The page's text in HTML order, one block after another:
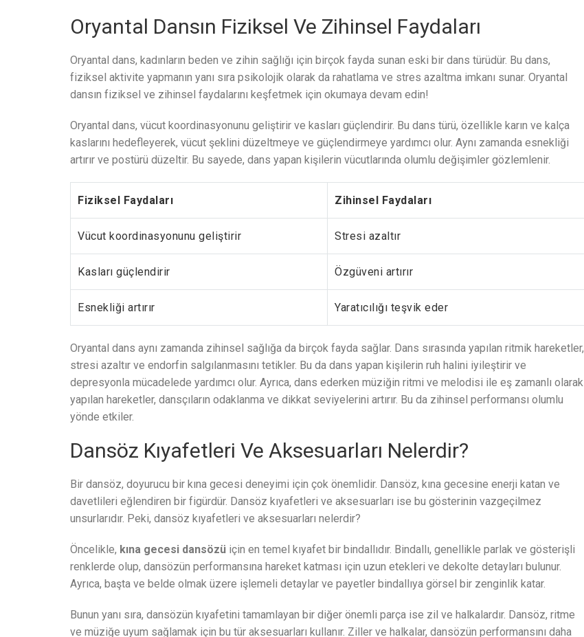
Oryantal Dansın Fiziksel Ve Zihinsel Faydaları
Oryantal dans, kadınların beden ve zihin sağlığı için birçok fayda sunan eski bir dans türüdür. Bu dans,
fiziksel aktivite yapmanın yanı sıra psikolojik olarak da rahatlama ve stres azaltma imkanı sunar. Oryantal
dansın fiziksel ve zihinsel faydalarını keşfetmek için okumaya devam edin!
Oryantal dans, vücut koordinasyonunu geliştirir ve kasları güçlendirir. Bu dans türü, özellikle karın ve kalça
kaslarını hedefleyerek, vücut şeklini düzeltmeye ve güçlendirmeye yardımcı olur. Aynı zamanda esnekliği
artırır ve postürü düzeltir. Bu sayede, dans yapan kişilerin vücutlarında olumlu değişimler gözlemlenir.
Fiziksel Faydaları Zihinsel Faydaları
Vücut koordinasyonunu geliştirir Stresi azaltır
Kasları güçlendirir Özgüveni artırır
Esnekliği artırır Yaratıcılığı teşvik eder
Oryantal dans aynı zamanda zihinsel sağlığa da birçok fayda sağlar. Dans sırasında yapılan ritmik hareketler,
stresi azaltır ve endorfin salgılanmasını tetikler. Bu da dans yapan kişilerin ruh halini iyileştirir ve
depresyonla mücadelede yardımcı olur. Ayrıca, dans ederken müziğin ritmi ve melodisi ile eş zamanlı olarak
yapılan hareketler, dansçıların odaklanma ve dikkat seviyelerini artırır. Bu da zihinsel performansı olumlu
yönde etkiler.
Dansöz Kıyafetleri Ve Aksesuarları Nelerdir?
Bir dansöz, doyurucu bir kına gecesi deneyimi için çok önemlidir. Dansöz, kına gecesine enerji katan ve
davetlileri eğlendiren bir figürdür. Dansöz kıyafetleri ve aksesuarları ise bu gösterinin vazgeçilmez
unsurlarıdır. Peki, dansöz kıyafetleri ve aksesuarları nelerdir?
Öncelikle, kına gecesi dansözü için en temel kıyafet bir bindallıdır. Bindallı, genellikle parlak ve gösterişli
renklerde olup, dansözün performansına hareket katması için uzun etekleri ve dekolte detayları bulunur.
Ayrıca, başta ve belde olmak üzere işlemeli detaylar ve payetler bindallıya görsel bir zenginlik katar.
Bunun yanı sıra, dansözün kıyafetini tamamlayan bir diğer önemli parça ise zil ve halkalardır. Dansöz, ritme
ve müziğe uyum sağlamak için bu tür aksesuarları kullanır. Ziller ve halkalar, dansözün performansını daha